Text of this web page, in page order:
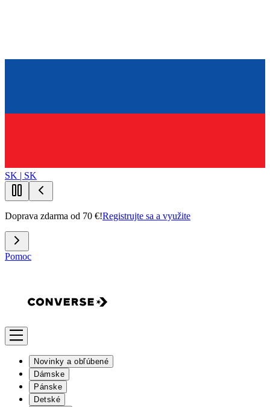
SK | SK
Doprava zdarma od 70 €!Registrujte sa a využite
Pomoc
Novinky a obľúbené
Dámske
Pánske
Detské